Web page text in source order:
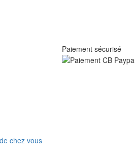
chez vous
Paiement sécurisé